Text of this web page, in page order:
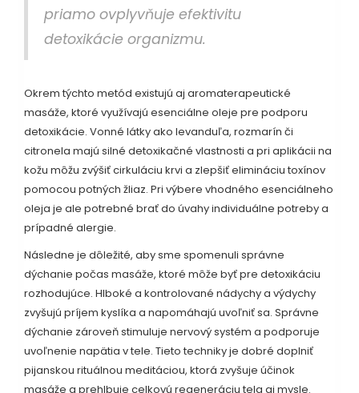
priamo ovplyvňuje efektivitu
detoxikácie organizmu.
Okrem týchto metód existujú aj aromaterapeutické
masáže, ktoré využívajú esenciálne oleje pre podporu
detoxikácie. Vonné látky ako levanduľa, rozmarín či
citronela majú silné detoxikačné vlastnosti a pri aplikácii na
kožu môžu zvýšiť cirkuláciu krvi a zlepšiť elimináciu toxínov
pomocou potných žliaz. Pri výbere vhodného esenciálneho
oleja je ale potrebné brať do úvahy individuálne potreby a
prípadné alergie.
Následne je dôležité, aby sme spomenuli správne
dýchanie počas masáže, ktoré môže byť pre detoxikáciu
rozhodujúce. Hlboké a kontrolované nádychy a výdychy
zvyšujú príjem kyslíka a napomáhajú uvoľniť sa. Správne
dýchanie zároveň stimuluje nervový systém a podporuje
uvoľnenie napätia v tele. Tieto techniky je dobré doplniť
pijanskou rituálnou meditáciou, ktorá zvyšuje účinok
masáže a prehlbuje celkovú regeneráciu tela aj mysle.